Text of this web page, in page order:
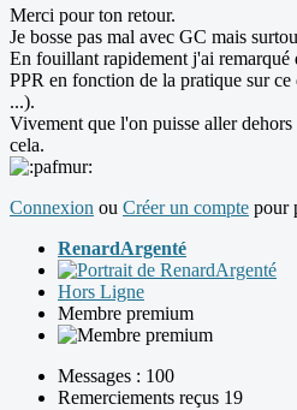
Merci pour ton retour.
Je bosse pas mal avec GC mais
En fouillant rapidement j'ai
PPR en fonction de la pratique sur
...).
Vivement que l'on puisse aller
cela.
Connexion ou Créer un compte pour
RenardArgenté
Hors Ligne
Membre premium
Messages : 100
Remerciements reçus 19